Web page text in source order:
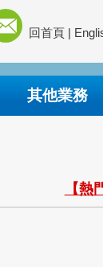
回首頁 |
其他業務
【